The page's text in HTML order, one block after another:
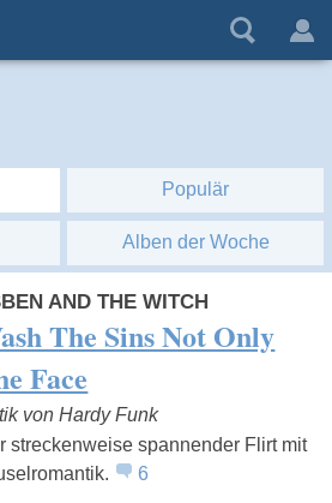
Populär
Alben der Woche
AND THE WITCH
The Sins Not Only
Face
von Hardy Funk
streckenweise spannender Flirt mit
6